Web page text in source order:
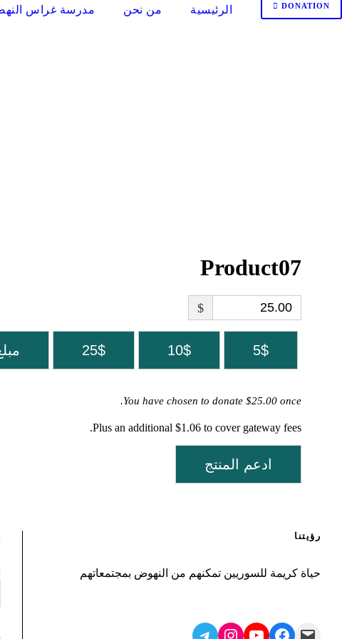
الرئيسية من نحن مدرسة غراس DONATION
Product07
$
5$
10$
25$
You have chosen to donate $25.00 once.
Plus an additional $1.06 to cover gateway fees.
ادعم المنتج
رؤيتنا
حياة كريمة للسوريين تمكنهم من النهوض بمجتمعاتهم
Mail
Facebook
YouTube
Instagram
Telegram